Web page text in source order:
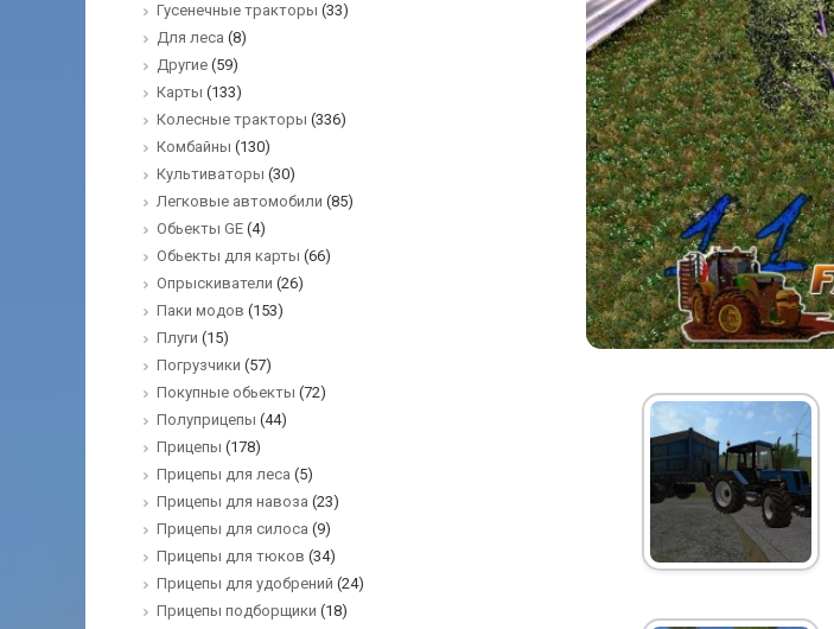
Гусенечные тракторы (33)
Для леса (8)
Другие (59)
Карты (133)
Колесные тракторы (336)
Комбайны (130)
Культиваторы (30)
Легковые автомобили (85)
Обьекты GE (4)
Обьекты для карты (66)
Опрыскиватели (26)
Паки модов (153)
Плуги (15)
Погрузчики (57)
Покупные обьекты (72)
Полуприцепы (44)
Прицепы (178)
Прицепы для леса (5)
Прицепы для навоза (23)
Прицепы для силоса (9)
Прицепы для тюков (34)
Прицепы для удобрений (24)
Прицепы подборщики (18)